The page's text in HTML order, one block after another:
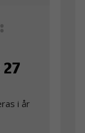
i år